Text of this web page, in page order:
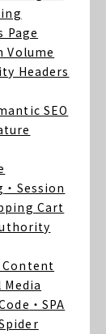
Page
Volume
Headers
SEO
・Session
Cart
Content
Media
・SPA